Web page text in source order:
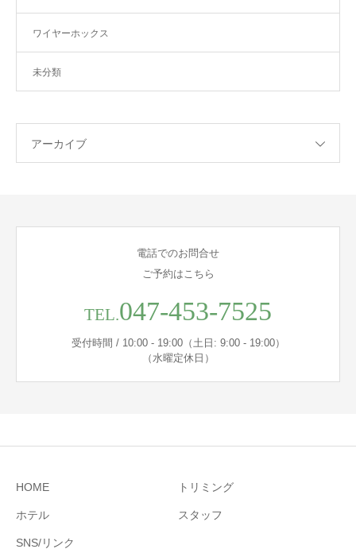
ワイヤーホックス
未分類
アーカイブ
電話でのお問合せ
ご予約はこちら
TEL.047-453-7525
受付時間 / 10:00 - 19:00（土日: 9:00 - 19:00）
（水曜定休日）
HOME トリミング
ホテル スタッフ
SNS/リンク